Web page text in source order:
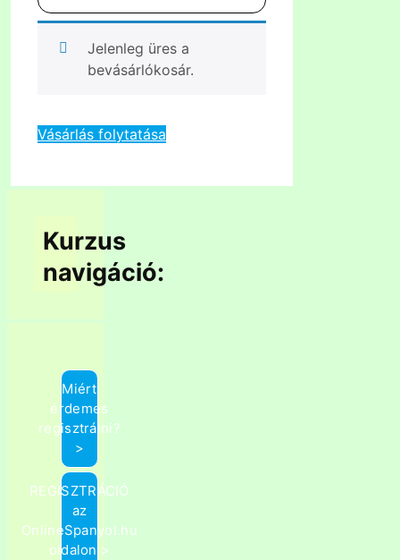
Jelenleg üres a
bevásárlókosár.
Vásárlás folytatása
Kurzus
navigáció:
Miért
érdemes
regisztrálni?
>
REGISZTRÁCIÓ
az
OnlineSpanyol.hu
oldalon >